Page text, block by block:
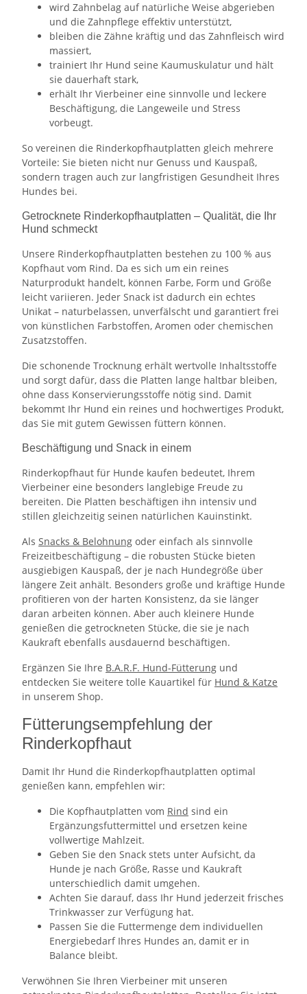
wird Zahnbelag auf natürliche Weise abgerieben
und die Zahnpflege effektiv unterstützt,
bleiben die Zähne kräftig und das Zahnfleisch wird
massiert,
trainiert Ihr Hund seine Kaumuskulatur und hält
sie dauerhaft stark,
erhält Ihr Vierbeiner eine sinnvolle und leckere
Beschäftigung, die Langeweile und Stress
vorbeugt.
So vereinen die Rinderkopfhautplatten gleich mehrere
Vorteile: Sie bieten nicht nur Genuss und Kauspaß,
sondern tragen auch zur langfristigen Gesundheit Ihres
Hundes bei.
Getrocknete Rinderkopfhautplatten – Qualität, die Ihr
Hund schmeckt
Unsere Rinderkopfhautplatten bestehen zu 100 % aus
Kopfhaut vom Rind. Da es sich um ein reines
Naturprodukt handelt, können Farbe, Form und Größe
leicht variieren. Jeder Snack ist dadurch ein echtes
Unikat – naturbelassen, unverfälscht und garantiert frei
von künstlichen Farbstoffen, Aromen oder chemischen
Zusatzstoffen.
Die schonende Trocknung erhält wertvolle Inhaltsstoffe
und sorgt dafür, dass die Platten lange haltbar bleiben,
ohne dass Konservierungsstoffe nötig sind. Damit
bekommt Ihr Hund ein reines und hochwertiges Produkt,
das Sie mit gutem Gewissen füttern können.
Beschäftigung und Snack in einem
Rinderkopfhaut für Hunde kaufen bedeutet, Ihrem
Vierbeiner eine besonders langlebige Freude zu
bereiten. Die Platten beschäftigen ihn intensiv und
stillen gleichzeitig seinen natürlichen Kauinstinkt.
Als Snacks & Belohnung oder einfach als sinnvolle
Freizeitbeschäftigung – die robusten Stücke bieten
ausgiebigen Kauspaß, der je nach Hundegröße über
längere Zeit anhält. Besonders große und kräftige Hunde
profitieren von der harten Konsistenz, da sie länger
daran arbeiten können. Aber auch kleinere Hunde
genießen die getrockneten Stücke, die sie je nach
Kaukraft ebenfalls ausdauernd beschäftigen.
Ergänzen Sie Ihre B.A.R.F. Hund-Fütterung und
entdecken Sie weitere tolle Kauartikel für Hund & Katze
in unserem Shop.
Fütterungsempfehlung der
Rinderkopfhaut
Damit Ihr Hund die Rinderkopfhautplatten optimal
genießen kann, empfehlen wir:
Die Kopfhautplatten vom Rind sind ein
Ergänzungsfuttermittel und ersetzen keine
vollwertige Mahlzeit.
Geben Sie den Snack stets unter Aufsicht, da
Hunde je nach Größe, Rasse und Kaukraft
unterschiedlich damit umgehen.
Achten Sie darauf, dass Ihr Hund jederzeit frisches
Trinkwasser zur Verfügung hat.
Passen Sie die Futtermenge dem individuellen
Energiebedarf Ihres Hundes an, damit er in
Balance bleibt.
Verwöhnen Sie Ihren Vierbeiner mit unseren